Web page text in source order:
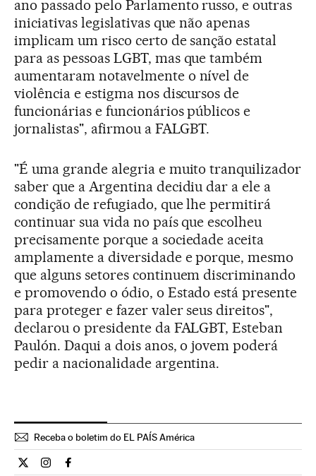
ano passado pelo Parlamento russo, e outras
iniciativas legislativas que não apenas
implicam um risco certo de sanção estatal
para as pessoas LGBT, mas que também
aumentaram notavelmente o nível de
violência e estigma nos discursos de
funcionárias e funcionários públicos e
jornalistas", afirmou a FALGBT.
"É uma grande alegria e muito tranquilizador
saber que a Argentina decidiu dar a ele a
condição de refugiado, que lhe permitirá
continuar sua vida no país que escolheu
precisamente porque a sociedade aceita
amplamente a diversidade e porque, mesmo
que alguns setores continuem discriminando
e promovendo o ódio, o Estado está presente
para proteger e fazer valer seus direitos",
declarou o presidente da FALGBT, Esteban
Paulón. Daqui a dois anos, o jovem poderá
pedir a nacionalidade argentina.
Receba o boletim do EL PAÍS América
Internacional El País Brasil en Twitter
Internacional El País Brasil en Instagram
Internacional El País Brasil en Facebook